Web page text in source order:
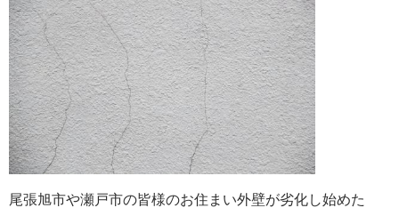
尾張旭市や瀬戸市の皆様のお住まい外壁が劣化し始めた